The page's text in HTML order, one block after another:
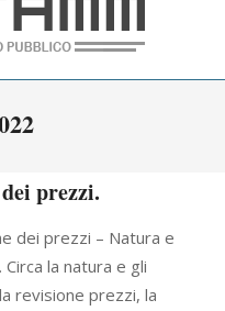
prezzi.
dei prezzi – Natura e
la natura e gli
revisione prezzi, la